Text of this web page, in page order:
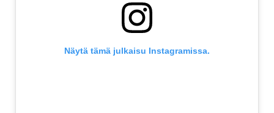
Näytä tämä julkaisu Instagramissa.